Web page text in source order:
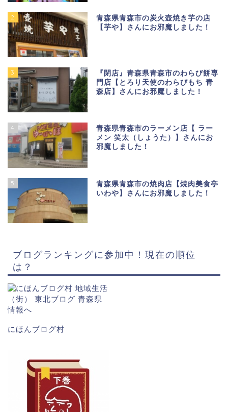
2
青森県青森市の炭火壺焼き芋の店
【芋や】さんにお邪魔しました！
3
『閉店』青森県青森市のわらび餅専
門店【とろり天使のわらびもち 青
森店】さんにお邪魔しました！
4
青森県青森市のラーメン店【 ラー
メン 笑太（しょうた）】さんにお
邪魔しました！
5
青森県青森市の焼肉店【焼肉美食亭
いわや】さんにお邪魔しました！
ブログランキングに参加中！現在の順位
は？
にほんブログ村